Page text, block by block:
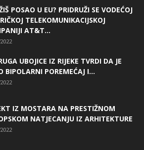
POSAO U EU? PRIDRUŽI SE VODEĆOJ
TELEKOMUNIKACIJSKOJ
AT&T...
UBOJICE IZ RIJEKE TVRDI DA JE
BIPOLARNI POREMEĆAJ I...
IZ MOSTARA NA PRESTIŽNOM
NATJECANJU IZ ARHITEKTURE